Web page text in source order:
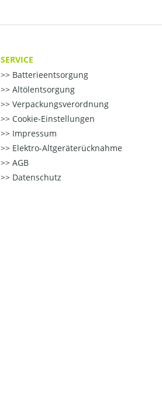
SERVICE
Batterieentsorgung
Altölentsorgung
Verpackungsverordnung
Cookie-Einstellungen
Impressum
Elektro-Altgeräterücknahme
AGB
Datenschutz